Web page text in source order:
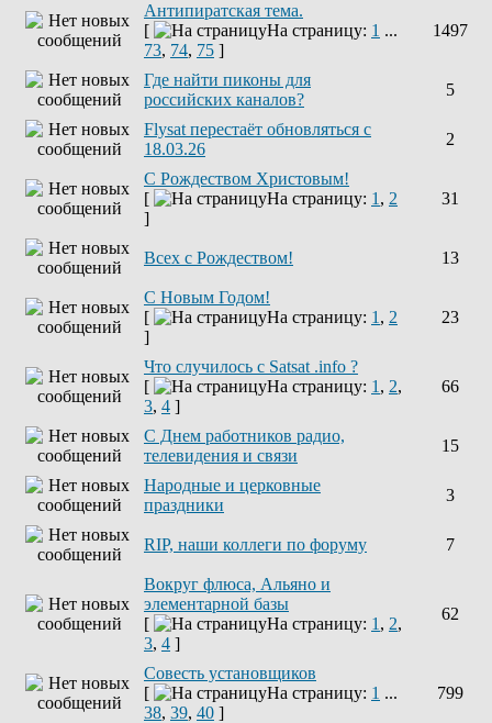
Антипиратская тема.
[
На страницу: 1 ...
73, 74, 75 ]
1497
Где найти пиконы для
российских каналов?
5
Flysat перестаёт обновляться с
18.03.26
2
С Рождеством Христовым!
[
На страницу: 1 , 2
]
31
Всех с Рождеством! 13
С Новым Годом!
[
На страницу: 1 , 2
]
23
Что случилось с Satsat .info ?
[
На страницу: 1 , 2,
3, 4 ]
66
C Днем работников радио,
телевидения и связи
15
Народные и церковные
праздники
3
RIP, наши коллеги по форуму 7
Вокруг флюса, Альяно и
элементарной базы
[
На страницу: 1 , 2,
3, 4 ]
62
Совесть установщиков
[
На страницу: 1 ...
38, 39, 40 ]
799